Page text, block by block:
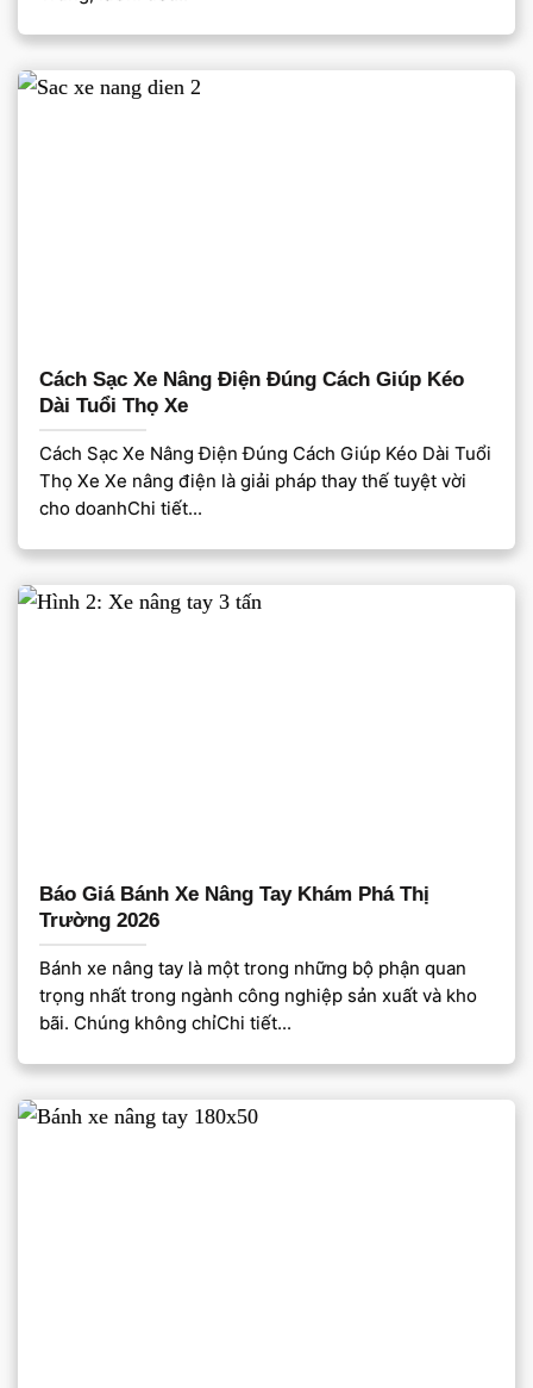
Cách Sạc Xe Nâng Điện Đúng Cách Giúp Kéo
Dài Tuổi Thọ Xe
Cách Sạc Xe Nâng Điện Đúng Cách Giúp Kéo Dài Tuổi
Thọ Xe Xe nâng điện là giải pháp thay thế tuyệt vời
cho doanhChi tiết...
Báo Giá Bánh Xe Nâng Tay Khám Phá Thị
Trường 2026
Bánh xe nâng tay là một trong những bộ phận quan
trọng nhất trong ngành công nghiệp sản xuất và kho
bãi. Chúng không chỉChi tiết...